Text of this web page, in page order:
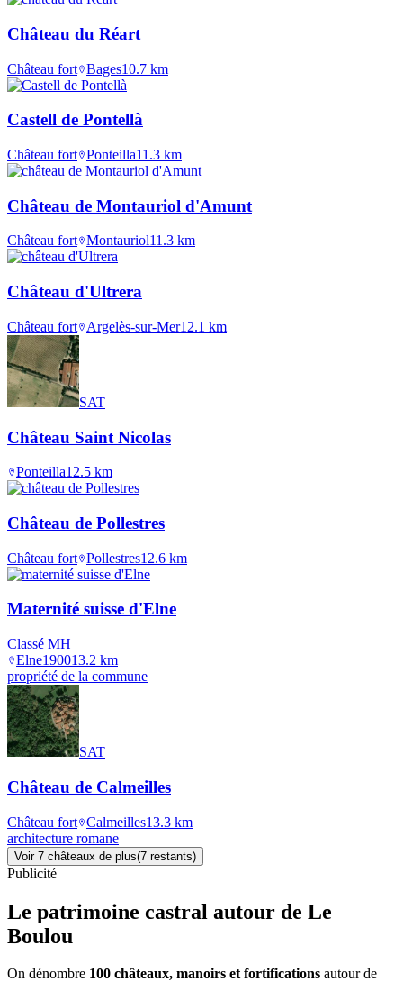
Château du Réart
Château fort Bages10.7 km
Castell de Pontellà
Château fort Ponteilla11.3 km
Château de Montauriol d'Amunt
Château fort Montauriol11.3 km
Château d'Ultrera
Château fort Argelès-sur-Mer12.1 km
SAT
Château Saint Nicolas
Ponteilla12.5 km
Château de Pollestres
Château fort Pollestres12.6 km
Maternité suisse d'Elne
Classé MH
Elne190013.2 km
propriété de la commune
SAT
Château de Calmeilles
Château fort Calmeilles13.3 km
architecture romane
Voir 7 châteaux de plus(7 restants)
Publicité
Le patrimoine castral autour de Le
Boulou
On dénombre 100 châteaux, manoirs et fortifications autour de